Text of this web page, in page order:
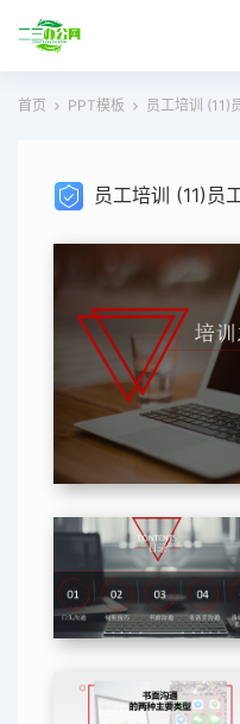
首页
PPT模板 员工培训 (11)
员工培训 (11)员